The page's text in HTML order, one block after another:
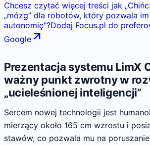
Chcesz czytać więcej treści jak „
„mózg” dla robotów, który pozwala im
autonomię"?Dodaj Focus.pl do
Google
Prezentacja systemu LimX
ważny punkt zwrotny w
„ucieleśnionej inteligencji”
Sercem nowej technologii jest
mierzący około 165 cm wzrostu i
stawów, co pozwala mu na